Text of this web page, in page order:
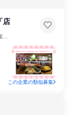
店
この企業の類似募集